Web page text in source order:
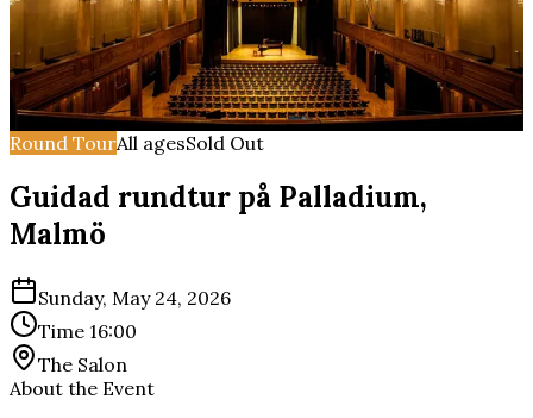
Sunday, May 24, 2026
Time 16:00
The Salon
Round TourAll agesSold Out
Guidad rundtur på Palladium,
Malmö
Sunday, May 24, 2026
Time 16:00
The Salon
About the Event